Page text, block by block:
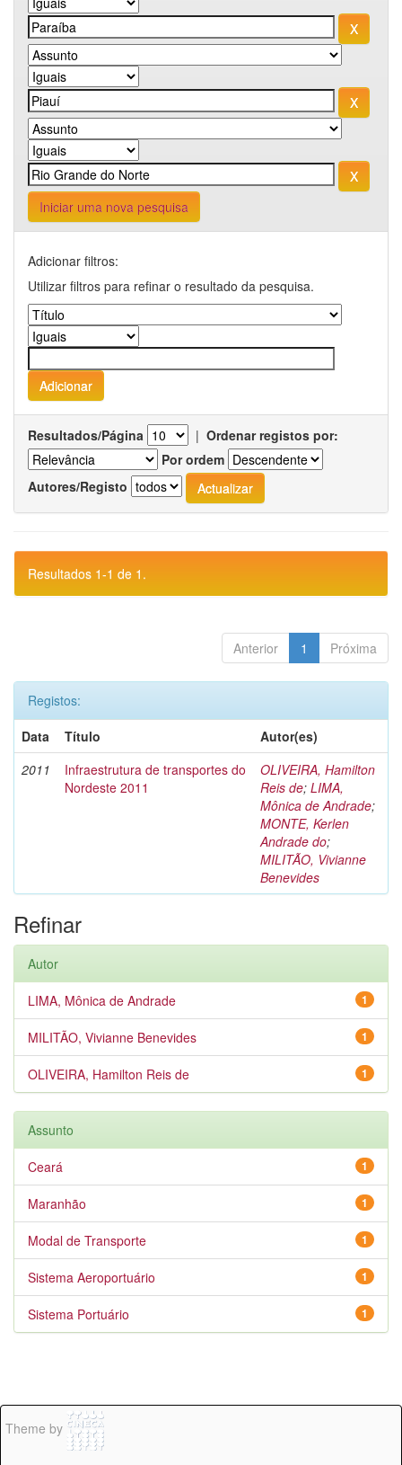
Iniciar uma nova pesquisa
Adicionar filtros:
Utilizar filtros para refinar o resultado da pesquisa.
Resultados/Página | Ordenar registos por:
Por ordem
Autores/Registo
Resultados 1-1 de 1.
Anterior 1 Próxima
Registos:
Data
Título
Autor(es)
2011
Infraestrutura de transportes do
Nordeste 2011
OLIVEIRA, Hamilton
Reis de; LIMA,
Mônica de Andrade;
MONTE, Kerlen
Andrade do;
MILITÃO, Vivianne
Benevides
Refinar
Autor
1
LIMA, Mônica de Andrade
1
MILITÃO, Vivianne Benevides
1
OLIVEIRA, Hamilton Reis de
Assunto
1
Ceará
1
Maranhão
1
Modal de Transporte
1
Sistema Aeroportuário
1
Sistema Portuário
Theme by